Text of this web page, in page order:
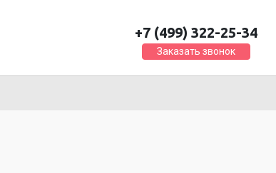
+7 (499) 322-25-34
Заказать звонок